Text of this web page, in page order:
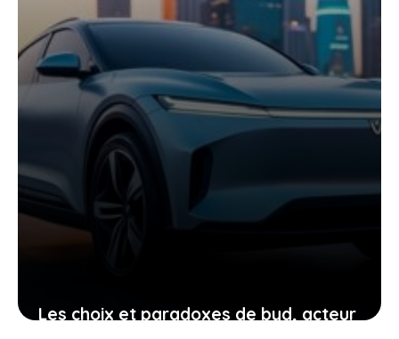
Les choix et paradoxes de byd, acteur